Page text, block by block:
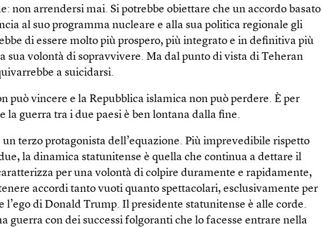
non arrendersi mai. Si potrebbe obiettare che un accordo basato
al suo programma nucleare e alla sua politica regionale gli
di essere molto più prospero, più integrato e in definitiva più
sua volontà di sopravvivere. Ma dal punto di vista di Teheran
a suicidarsi.
può vincere e la Repubblica islamica non può perdere. È per
la guerra tra i due paesi è ben lontana dalla fine.
un terzo protagonista dell’equazione. Più imprevedibile rispetto
la dinamica statunitense è quella che continua a dettare il
per una volontà di colpire duramente e rapidamente,
accordi tanto vuoti quanto spettacolari, esclusivamente per
l’ego di Donald Trump. Il presidente statunitense è alle corde.
guerra con dei successi folgoranti che lo facesse entrare nella